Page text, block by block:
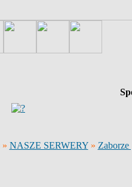
» NASZE SERWERY»